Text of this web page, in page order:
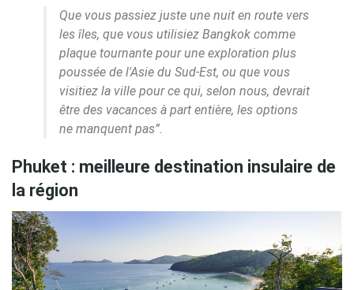
Que vous passiez juste une nuit en route vers
les îles, que vous utilisiez Bangkok comme
plaque tournante pour une exploration plus
poussée de l'Asie du Sud-Est, ou que vous
visitiez la ville pour ce qui, selon nous, devrait
être des vacances à part entière, les options
ne manquent pas”.
Phuket : meilleure destination insulaire de
la région